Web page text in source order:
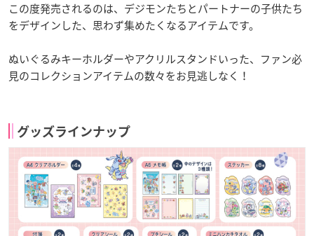
この度発売されるのは、デジモンたちとパートナーの子供たち
をデザインした、思わず集めたくなるアイテムです。
ぬいぐるみキーホルダーやアクリルスタンドいった、ファン必
見のコレクションアイテムの数々をお見逃しなく！
グッズラインナップ